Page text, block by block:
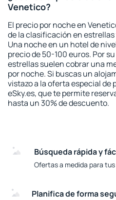
Venetico?
El precio por noche en
de la clasificación en
Una noche en un hotel de
precio de 50-100 euros. Por
estrellas suelen cobrar una
por noche. Si buscas un
vistazo a la oferta especial de
eSky.es, que te permite
hasta un 30% de descuento.
Búsqueda rápida y
Ofertas a medida para
Planifica de forma